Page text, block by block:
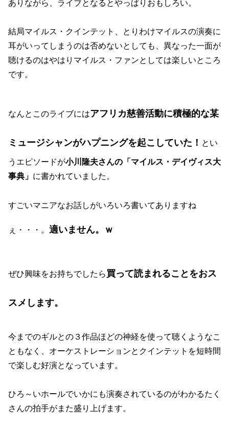
ありながら、ライブとなるとやっぱりおもしろい。
結局マイルス・クインテット、とりわけマイルスの演奏に
耳がいってしまうのは否めないとしても、異なった一面が
聴けるのはやはりマイルス・ファンとしては楽しいところ
です。
なんとこのライブにはアフリカ慈善活動に積極的な某
ミュージシャンがハプニングを起こしていた！ とい
うエピソードが小川隆夫さんの「マイルス・デイヴィス大
事典」 に書かれていました。
すごいマニアなお話しがいろいろ書いてありますね
ぇ・・・。 適いません。ｗ
ぜひ興味をお持ちでしたら買って読まれることをおス
スメします。
今までのギルとの３作品ほどの神経を使って聴くようなこ
ともなく、オーケストレーションとクインテットを短時間
で楽しむ好演となっています。
ひろ～いホールでいかにも演奏されているのがわかるたく
さんの拍手がまた盛り上げます。